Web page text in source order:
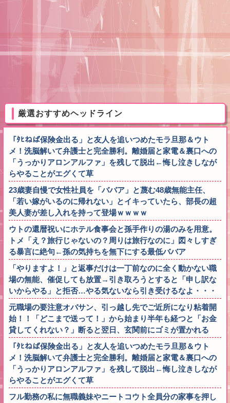
厳選おすすめヘッドライン
「ﾀﾋねば保険金出る」と友人を追いつめたモラ旦那＆ウト
メ！洗脳解いて弁護士と完全勝利。離婚届と家電＆裏口への
「うっかりアロンアルファ」を残して脱出←悔し泣きしなが
らやることがエグくて草
23歳妻自慢で女性社員を「ババア」と蔑む48歳無能主任、
「若い嫁がいるのに帰れない」とイキっていたら、部長の超
美人妻が差し入れを持って登場ｗｗｗｗ
ウトの還暦祝いにホテル食事会と孫手作りの湯のみを用意。
トメ「え？旅行じゃないの？周りは旅行なのに」図々しすぎ
る暴言に絶句←孫の気持ちを無下にする最低ババア
「やりますよ！」と返事だけは一丁前なのに全く動かない職
場の無能、催促しても放置→引き取ろうとすると「申し訳な
いからやる」と拒否…やる気ないなら引き受けるなよ・・・
元職場の要注意オバサン、引っ越し先でご近所になり粘着開
始！！「どこまで送って！」から始まり半年も経つと「お金
貸してくれない？」断ると翌日、玄関前にゴミが置かれる
「ﾀﾋねば保険金出る」と友人を追いつめたモラ旦那＆ウト
メ！洗脳解いて弁護士と完全勝利。離婚届と家電＆裏口への
「うっかりアロンアルファ」を残して脱出←悔し泣きしなが
らやることがエグくて草
フル勤務の私に無職義妹やニートコウト全員分の家事を押し